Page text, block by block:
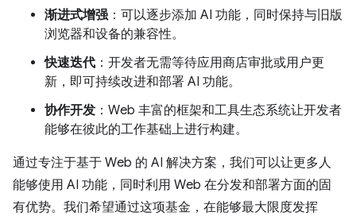
渐进式增强：可以逐步添加 AI 功能，同时保持与旧版
浏览器和设备的兼容性。
快速迭代 ：开发者无需等待应用商店审批或用户更
新，即可持续改进和部署 AI 功能。
协作开发 ：Web 丰富的框架和工具生态系统让开发者
能够在彼此的工作基础上进行构建。
通过专注于基于 Web 的 AI 解决方案，我们可以让更多人
能够使用 AI 功能，同时利用 Web 在分发和部署方面的固
有优势。我们希望通过这项基金，在能够最大限度发挥